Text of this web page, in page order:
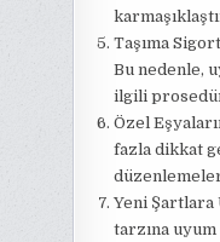
Taşıma
Bu nedenle,
ilgili
Özel
fazla dikkat
Yeni Şartlara
tarzına